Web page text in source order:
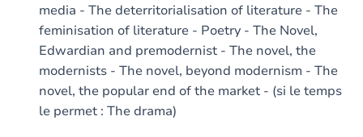
media - The deterritorialisation of literature - The
feminisation of literature - Poetry - The Novel,
Edwardian and premodernist - The novel, the
modernists - The novel, beyond modernism - The
novel, the popular end of the market - (si le temps
le permet : The drama)